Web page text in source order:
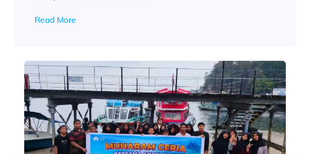
Read More